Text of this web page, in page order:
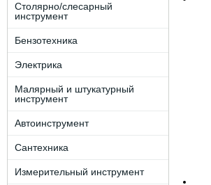
Столярно/слесарный
инструмент
Бензотехника
Электрика
Малярный и штукатурный
инструмент
Автоинструмент
Сантехника
Измерительный инструмент